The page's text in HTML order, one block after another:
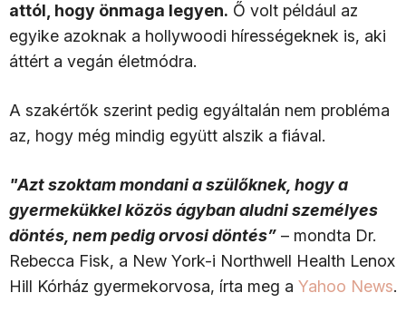
attól, hogy önmaga legyen. Ő volt például az
egyike azoknak a hollywoodi hírességeknek is, aki
áttért a vegán életmódra.
A szakértők szerint pedig egyáltalán nem probléma
az, hogy még mindig együtt alszik a fiával.
"Azt szoktam mondani a szülőknek, hogy a
gyermekükkel közös ágyban aludni személyes
döntés, nem pedig orvosi döntés” – mondta Dr.
Rebecca Fisk, a New York-i Northwell Health Lenox
Hill Kórház gyermekorvosa, írta meg a Yahoo News.